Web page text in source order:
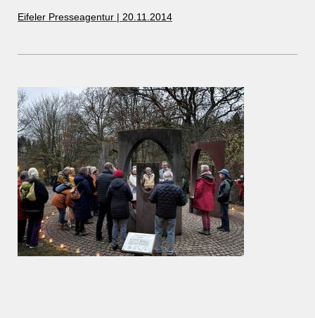
Eifeler Presseagentur | 20.11.2014